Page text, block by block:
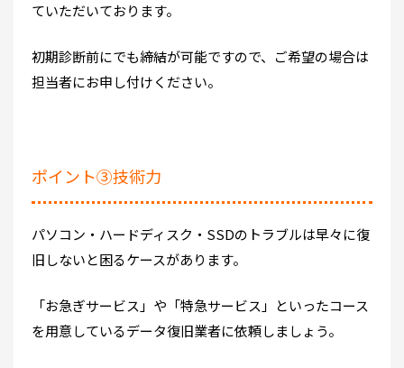
ていただいております。
初期診断前にでも締結が可能ですので、ご希望の場合は
担当者にお申し付けください。
ポイント③技術力
パソコン・ハードディスク・SSDのトラブルは早々に復
旧しないと困るケースがあります。
「お急ぎサービス」や「特急サービス」といったコース
を用意しているデータ復旧業者に依頼しましょう。